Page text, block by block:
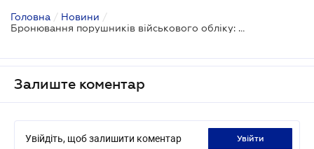
Головна / Новини /
Бронювання порушників військового обліку: нові правила для оборонних підприємств
Залиште коментар
Увійдіть, щоб залишити коментар увійти